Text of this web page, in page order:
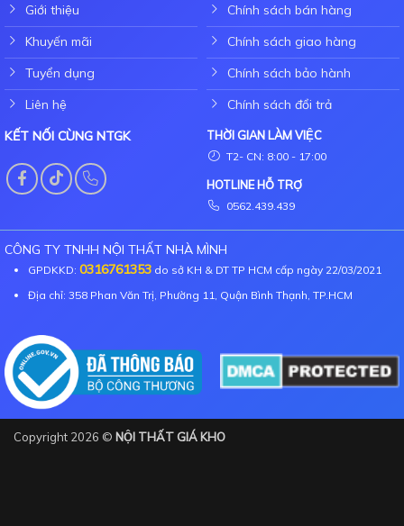
Giới thiệu
Khuyến mãi
Tuyển dụng
Liên hệ
Chính sách bán hàng
Chính sách giao hàng
Chính sách bảo hành
Chính sách đổi trả
KẾT NỐI CÙNG NTGK
THỜI GIAN LÀM VIỆC
T2- CN: 8:00 - 17:00
HOTLINE HỖ TRỢ
0562.439.439
CÔNG TY TNHH NỘI THẤT NHÀ MÌNH
GPDKKD: 0316761353 do sở KH & DT TP HCM cấp ngày 22/03/2021
Địa chỉ: 358 Phan Văn Trị, Phường 11, Quận Bình Thạnh, TP.HCM
Copyright 2026 © NỘI THẤT GIÁ KHO